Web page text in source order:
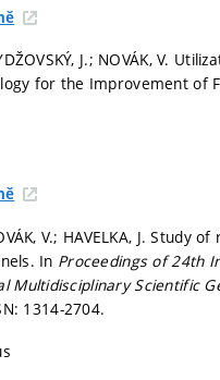
J.; NOVÁK, V.
for the Improvement of
V.; HAVELKA, J.
In Proceedings of 24th
Multidisciplinary Scientific
1314-2704.